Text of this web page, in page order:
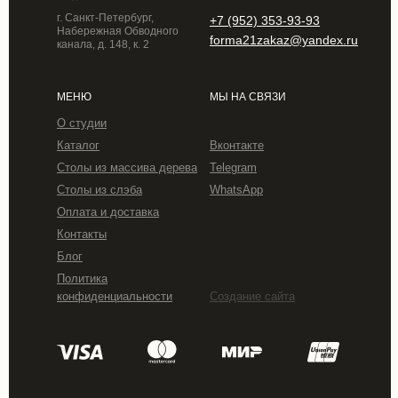
+7 (952) 353-93-93
forma21zakaz@yandex.ru
г. Санкт-Петербург,
Набережная Обводного
канала, д. 148, к. 2
МЕНЮ
О студии
Каталог
Столы из массива дерева
Столы из слэба
Оплата и доставка
Контакты
Блог
Политика
конфиденциальности
МЫ НА СВЯЗИ
Вконтакте
WhatsApp
Telegram
Создание сайта